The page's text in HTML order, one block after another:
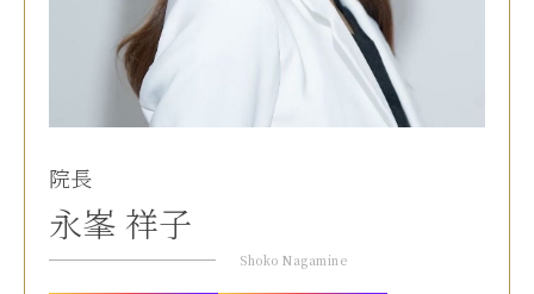
院長
永峯 祥子
Shoko Nagamine